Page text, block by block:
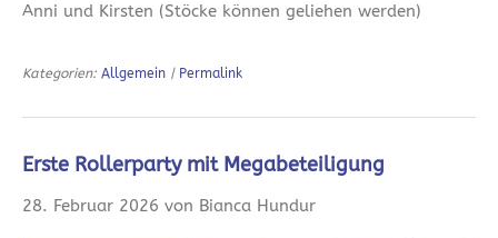
Anni und Kirsten (Stöcke können geliehen werden)
Kategorien: Allgemein | Permalink
Erste Rollerparty mit Megabeteiligung
28. Februar 2026 von Bianca Hundur